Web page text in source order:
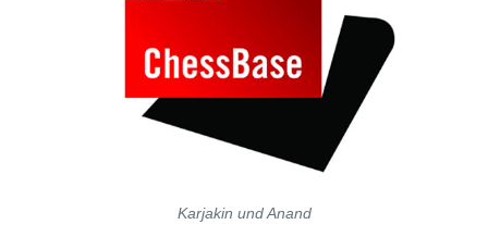
Karjakin und Anand